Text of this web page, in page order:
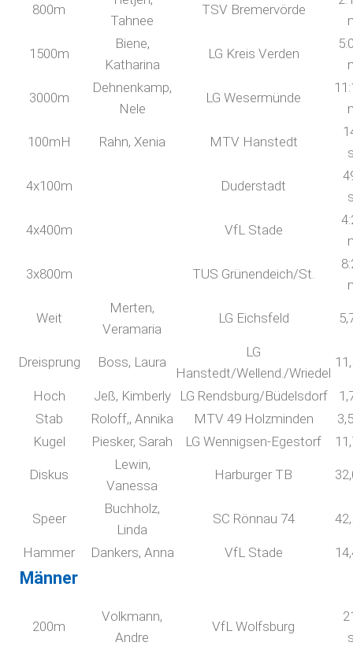
800m
Tahnee
TSV Bremervörde
1500m
Biene,
Katharina
LG Kreis Verden
3000m
Dehnenkamp,
Nele
LG Wesermünde
100mH Rahn, Xenia MTV Hanstedt
4x100m Duderstadt
4x400m VfL Stade
3x800m TUS Grünendeich/St.
Weit
Merten,
Veramaria
LG Eichsfeld
Dreisprung Boss, Laura
LG
Hanstedt/Wellend./Wriedel
Hoch Jeß, Kimberly LG Rendsburg/Büdelsdorf
Stab
Roloff,, Annika MTV 49 Holzminden
Kugel
Piesker, Sarah LG Wennigsen-Egestorf
Diskus
Lewin,
Vanessa
Harburger TB
Speer
Buchholz,
Linda
SC Rönnau 74
Hammer Dankers, Anna VfL Stade
Männer
200m
Volkmann,
Andre
VfL Wolfsburg